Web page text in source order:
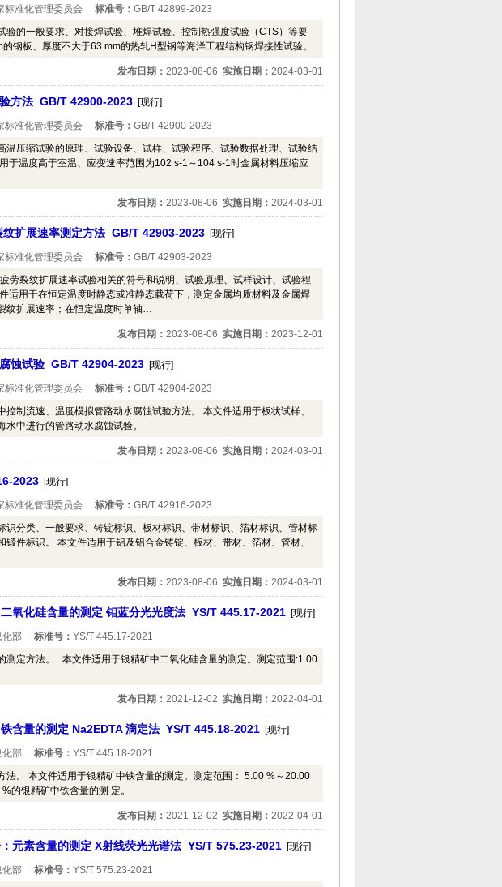
标准化管理委员会 标准号： GB/T 42899-2023
验的一般要求、对接焊试验、堆焊试验、控制热强度试验（CTS）等要
钢板、厚度不大于63 mm的热轧H型钢等海洋工程结构钢焊接性试验。
发布日期： 2023-08-06 实施日期： 2024-03-01
方法 GB/T 42900-2023 [现行]
标准化管理委员会 标准号： GB/T 42900-2023
温压缩试验的原理、试验设备、试样、试验程序、试验数据处理、试验结
于温度高于室温、应变速率范围为102 s-1～104 s-1时金属材料压缩应
发布日期： 2023-08-06 实施日期： 2024-03-01
扩展速率测定方法 GB/T 42903-2023 [现行]
标准化管理委员会 标准号： GB/T 42903-2023
劳裂纹扩展速率试验相关的符号和说明、试验原理、试样设计、试验程
适用于在恒定温度时静态或准静态载荷下，测定金属均质材料及金属焊
纹扩展速率；在恒定温度时单轴…
发布日期： 2023-08-06 实施日期： 2023-12-01
蚀试验 GB/T 42904-2023 [现行]
标准化管理委员会 标准号： GB/T 42904-2023
制流速、温度模拟管路动水腐蚀试验方法。 本文件适用于板状试样、
中进行的管路动水腐蚀试验。
发布日期： 2023-08-06 实施日期： 2024-03-01
2023 [现行]
标准化管理委员会 标准号： GB/T 42916-2023
识分类、一般要求、铸锭标识、板材标识、带材标识、箔材标识、管材标
件标识。 本文件适用于铝及铝合金铸锭、板材、带材、箔材、管材、
发布日期： 2023-08-06 实施日期： 2024-03-01
氧化硅含量的测定 钼蓝分光光度法 YS/T 445.17-2021 [现行]
化部 标准号： YS/T 445.17-2021
测定方法。 本文件适用于银精矿中二氧化硅含量的测定。测定范围:1.00
发布日期： 2021-12-02 实施日期： 2022-04-01
含量的测定 Na2EDTA 滴定法 YS/T 445.18-2021 [现行]
化部 标准号： YS/T 445.18-2021
法。 本文件适用于银精矿中铁含量的测定。测定范围： 5.00 %～20.00
的银精矿中铁含量的测 定。
发布日期： 2021-12-02 实施日期： 2022-04-01
元素含量的测定 X射线荧光光谱法 YS/T 575.23-2021 [现行]
化部 标准号： YS/T 575.23-2021